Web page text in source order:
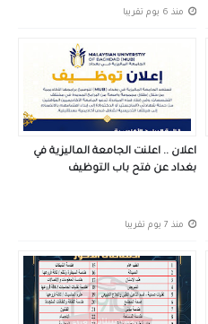
منذ 6 يوم تقريبا
اعلان .. اعلنت الجامعة الماليزية في
بغداد عن فتح باب التوظيف
منذ 7 يوم تقريبا